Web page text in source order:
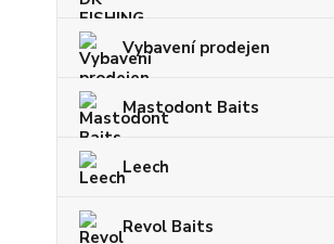
Vybavení prodejen
Mastodont Baits
Leech
Revol Baits